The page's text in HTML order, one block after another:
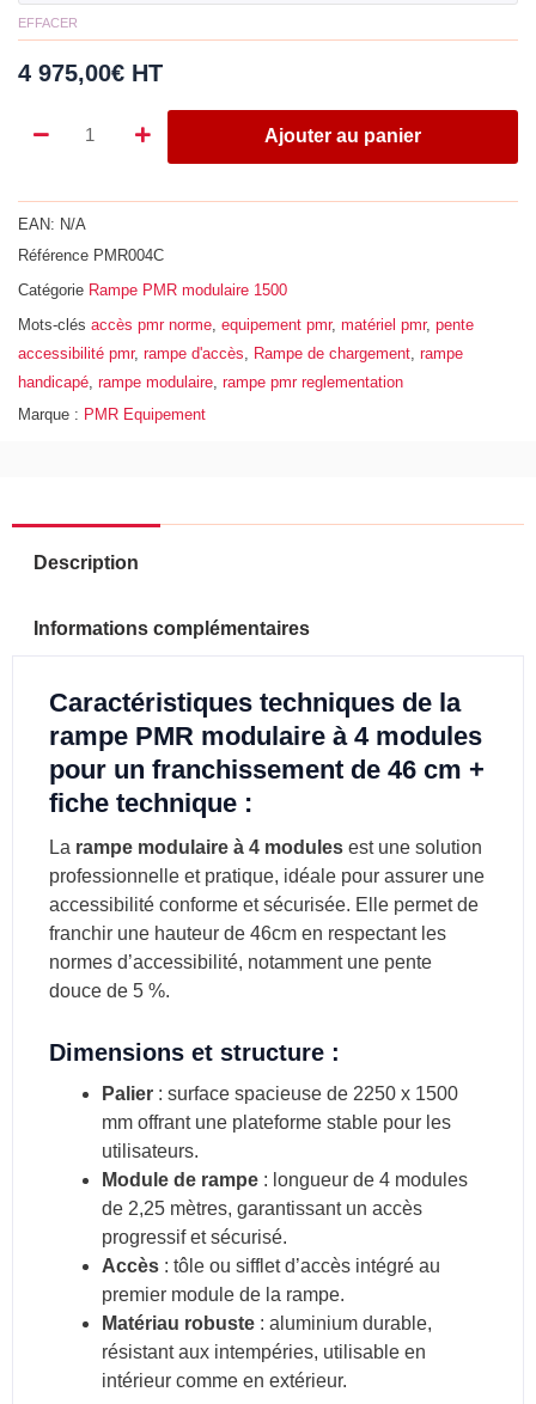
à
975,00€
EFFACER
4 975,00€ HT
à
pour
franchissement
46
cm
Ajouter au panier
EAN: N/A
Référence PMR004C
Catégorie Rampe PMR modulaire 1500
Mots-clés accès pmr norme, equipement pmr, matériel pmr, pente
accessibilité pmr, rampe d'accès, Rampe de chargement, rampe
handicapé, rampe modulaire, rampe pmr reglementation
Marque : PMR Equipement
Description
Informations complémentaires
Caractéristiques techniques de la
rampe PMR modulaire à 4 modules
pour un franchissement de 46 cm +
fiche technique :
La rampe modulaire à 4 modules est une solution
professionnelle et pratique, idéale pour assurer une
accessibilité conforme et sécurisée. Elle permet de
franchir une hauteur de 46cm en respectant les
normes d’accessibilité, notamment une pente
douce de 5 %.
Dimensions et structure :
Palier: surface spacieuse de 2250 x 1500
mm offrant une plateforme stable pour les
utilisateurs.
Module de rampe: longueur de 4 modules
de 2,25 mètres, garantissant un accès
progressif et sécurisé.
Accès: tôle ou sifflet d’accès intégré au
premier module de la rampe.
Matériau robuste: aluminium durable,
résistant aux intempéries, utilisable en
intérieur comme en extérieur.